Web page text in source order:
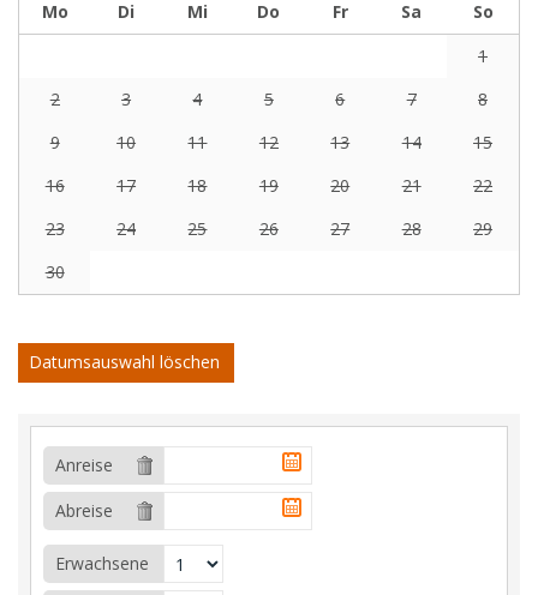
Mo
Di Mi Do Fr Sa
So
1
2
3 4 5 6 7
8
9
10 11 12 13 14
15
16
17 18 19 20 21
22
23
24 25 26 27 28
29
30
Datumsauswahl löschen
Anreise
Abreise
Erwachsene